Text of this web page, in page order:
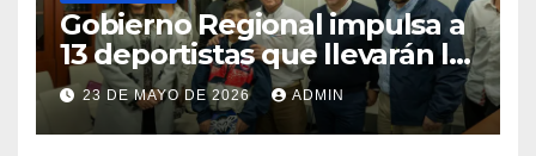
Gobierno Regional impulsa a
13 deportistas que llevarán la
bandera maulina a
competencias
internacionales
23 DE MAYO DE 2026 ADMIN